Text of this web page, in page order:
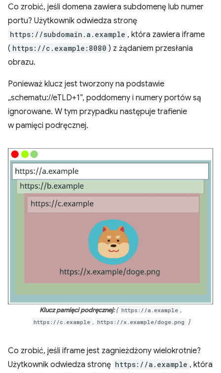
Co zrobić, jeśli domena zawiera subdomenę lub numer
portu? Użytkownik odwiedza stronę
https://subdomain.a.example , która zawiera iframe
( https://c.example:8080 ) z żądaniem przesłania
obrazu.
Ponieważ klucz jest tworzony na podstawie
„schematu://eTLD+1”, poddomeny i numery portów są
ignorowane. W tym przypadku następuje trafienie
w pamięci podręcznej.
Klucz pamięci podręcznej:{ https://a.example ,
https://c.example , https://x.example/doge.png }
Co zrobić, jeśli iframe jest zagnieżdżony wielokrotnie?
Użytkownik odwiedza stronę https://a.example , która